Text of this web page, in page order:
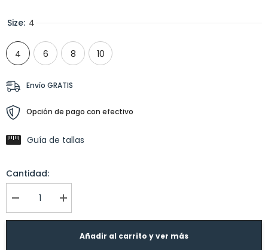
Size: 4
4 6 8 10
Envío GRATIS
Opción de pago con efectivo
Guía de tallas
Cantidad:
Error:
Missing
I18n
Error:
Missing
valueAñadir al carrito y ver más